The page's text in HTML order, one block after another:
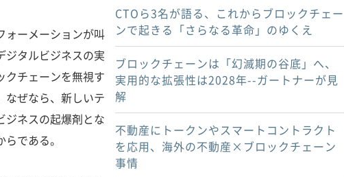
CTOら3名が語る、これからブロックチェー
ンで起きる「さらなる革命」のゆくえ
ブロックチェーンは「幻滅期の谷底」へ、
実用的な拡張性は2028年--ガートナーが見
解
不動産にトークンやスマートコントラクト
を応用、海外の不動産×ブロックチェーン
事情
ーメーションが叫
ジタルビジネスの実
クチェーンを無視す
なぜなら、新しいテ
ジネスの起爆剤とな
である。